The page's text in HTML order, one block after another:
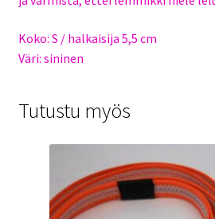
Koko: S / halkaisija 5,5 cm
Väri: sininen
Tutustu myös